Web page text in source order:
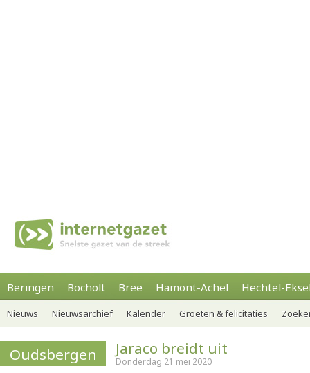
Beringen Bocholt Bree Hamont-Achel Hechtel-
Nieuws Nieuwsarchief Kalender Groeten & felicitaties
Oudsbergen Jaraco breidt uit
Donderdag 21 mei 2020